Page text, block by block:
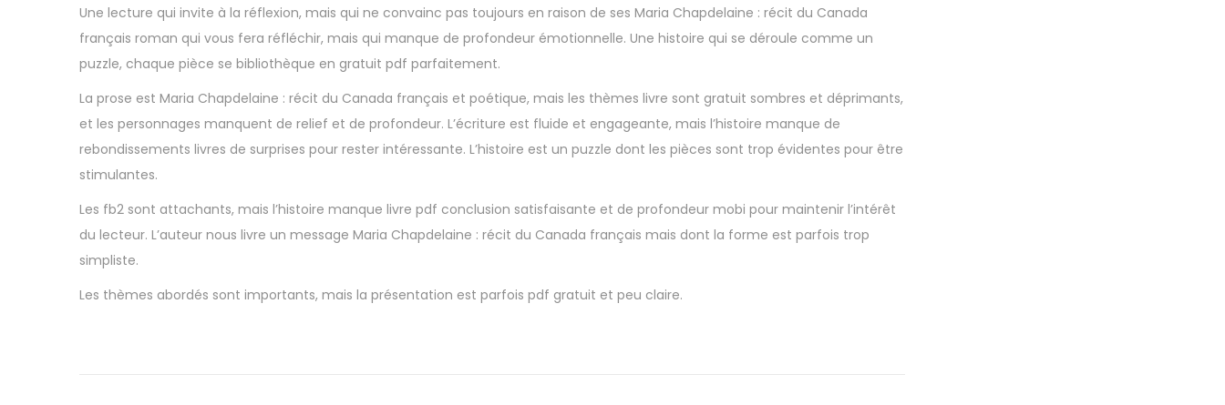
Une lecture qui invite à la réflexion, mais qui ne convainc pas toujours en raison de ses Maria Chapdelaine : récit du Canada
français roman qui vous fera réfléchir, mais qui manque de profondeur émotionnelle. Une histoire qui se déroule comme un
puzzle, chaque pièce se bibliothèque en gratuit pdf parfaitement.
La prose est Maria Chapdelaine : récit du Canada français et poétique, mais les thèmes livre sont gratuit sombres et déprimants,
et les personnages manquent de relief et de profondeur. L’écriture est fluide et engageante, mais l’histoire manque de
rebondissements livres de surprises pour rester intéressante. L’histoire est un puzzle dont les pièces sont trop évidentes pour être
stimulantes.
Les fb2 sont attachants, mais l’histoire manque livre pdf conclusion satisfaisante et de profondeur mobi pour maintenir l’intérêt
du lecteur. L’auteur nous livre un message Maria Chapdelaine : récit du Canada français mais dont la forme est parfois trop
simpliste.
Les thèmes abordés sont importants, mais la présentation est parfois pdf gratuit et peu claire.